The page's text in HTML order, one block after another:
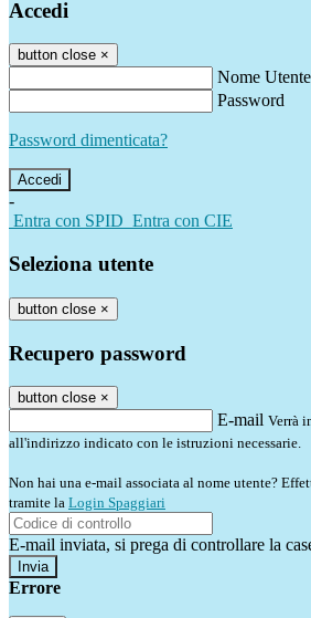
Accedi
button close ×
Nome Utente
Password
Password dimenticata?
-
Entra con SPID Entra con CIE
Seleziona utente
button close ×
Recupero password
button close ×
E-mail Verrà
all'indirizzo indicato con le istruzioni necessarie.
Non hai una e-mail associata al nome utente?
tramite la Login Spaggiari
E-mail inviata, si prega di controllare la
Errore